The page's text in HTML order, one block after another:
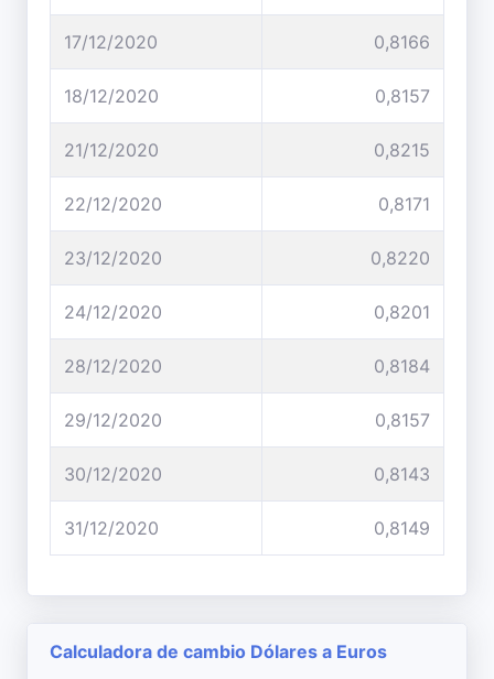
17/12/2020 0,8166
18/12/2020 0,8157
21/12/2020 0,8215
22/12/2020 0,8171
23/12/2020 0,8220
24/12/2020 0,8201
28/12/2020 0,8184
29/12/2020 0,8157
30/12/2020 0,8143
31/12/2020 0,8149
Calculadora de cambio Dólares a Euros